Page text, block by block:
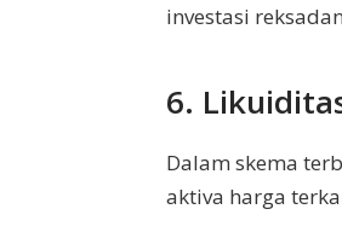
investasi
6.
Dalam skema
aktiva harga